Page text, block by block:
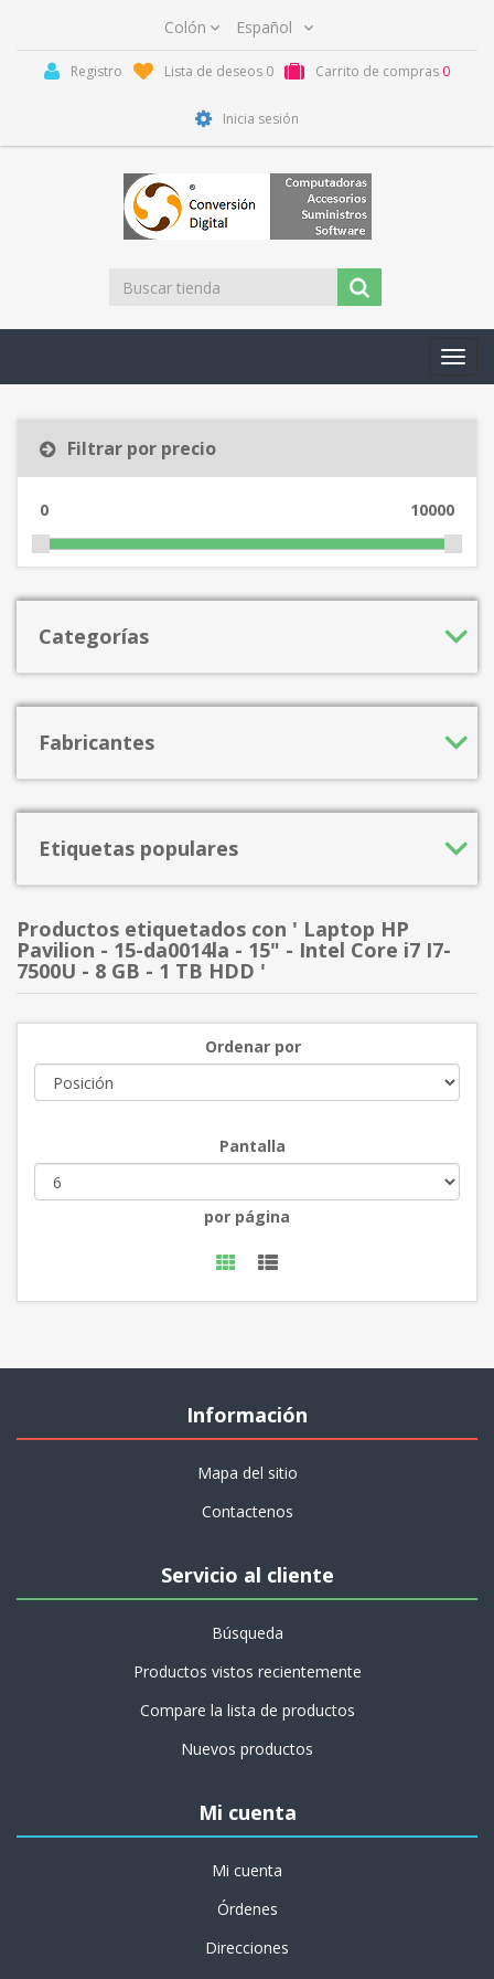
Registro Lista de deseos 0 Carrito de compras 0
Inicia sesión
Filtrar por precio
0 10000
Categorías
Fabricantes
Etiquetas populares
Productos etiquetados con ' Laptop HP
Pavilion - 15-da0014la - 15" - Intel Core i7 I7-
7500U - 8 GB - 1 TB HDD '
Ordenar por
Pantalla
por página
Información
Mapa del sitio
Contactenos
Servicio al cliente
Búsqueda
Productos vistos recientemente
Compare la lista de productos
Nuevos productos
Mi cuenta
Mi cuenta
Órdenes
Direcciones